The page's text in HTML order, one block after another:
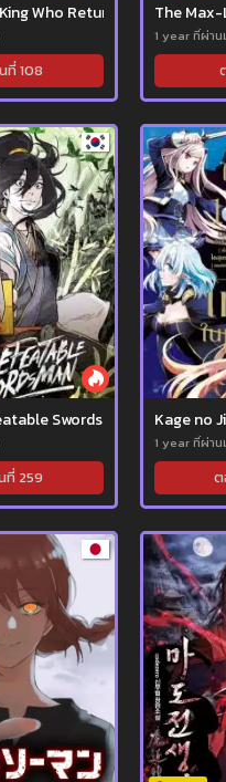
Who Returned With a God
ที่ 108
The
1 year ที่ผ่าน
Swordsman มือกระบี่ไร้พ่า
ที่ 259
Kage no
1 year ที่ผ่าน
ต